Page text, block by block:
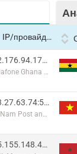
IP/провайдер
102.176.94.179:2282
Vodafone Ghana MBB
123.27.63.74:59797
VietNam Post and Telecom Corporation
105.155.148.48:60768